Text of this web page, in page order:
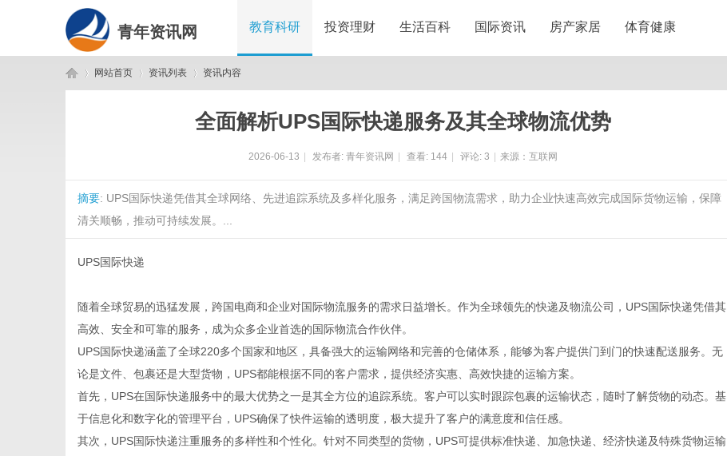
青年资讯网 教育科研 投资理财 生活百科 国际资讯 房产家居 体育健康
网站首页 资讯列表 资讯内容
全面解析UPS国际快递服务及其全球物流优势
2026-06-13 发布者: 青年资讯网 查看: 144 评论: 3 来源：互联网
摘要: UPS国际快递凭借其全球网络、先进追踪系统及多样化服务，满足跨国物流需求，助力企业快速高效完成国际货物运输，保障
清关顺畅，推动可持续发展。...
UPS国际快递
随着全球贸易的迅猛发展，跨国电商和企业对国际物流服务的需求日益增长。作为全球领先的快递及物流公司，UPS国际快递凭借其
高效、安全和可靠的服务，成为众多企业首选的国际物流合作伙伴。
UPS国际快递涵盖了全球220多个国家和地区，具备强大的运输网络和完善的仓储体系，能够为客户提供门到门的快速配送服务。无
论是文件、包裹还是大型货物，UPS都能根据不同的客户需求，提供经济实惠、高效快捷的运输方案。
首先，UPS在国际快递服务中的最大优势之一是其全方位的追踪系统。客户可以实时跟踪包裹的运输状态，随时了解货物的动态。基
于信息化和数字化的管理平台，UPS确保了快件运输的透明度，极大提升了客户的满意度和信任感。
其次，UPS国际快递注重服务的多样性和个性化。针对不同类型的货物，UPS可提供标准快递、加急快递、经济快递及特殊货物运输